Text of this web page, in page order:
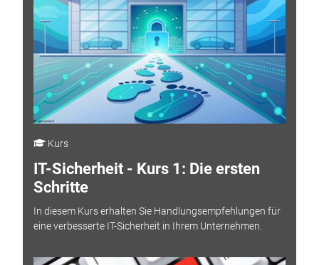
Kurs
IT-Sicherheit - Kurs 1: Die ersten
Schritte
In diesem Kurs erhalten Sie Handlungsempfehlungen für
eine verbesserte IT-Sicherheit in Ihrem Unternehmen.